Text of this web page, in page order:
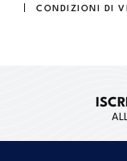
CONDIZIONI DI